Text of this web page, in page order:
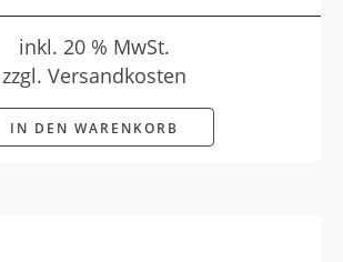
inkl. 20 % MwSt.
zzgl. Versandkosten
IN DEN WARENKORB